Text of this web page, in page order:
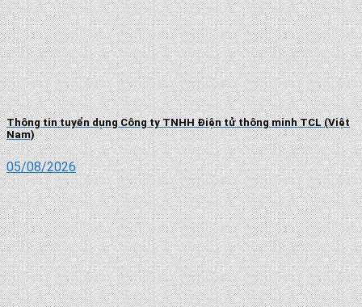
Thông tin tuyển dụng Công ty TNHH Điện tử thông minh TCL (Việt
Nam)
05/08/2026